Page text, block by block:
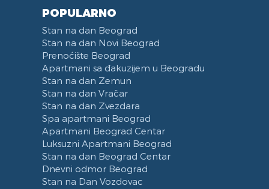
Dunavski kej
Hotel Jugoslavija
Stari Merkator
Stari Merkator Novi Beograd
Delta City
Bulevar Zorana Djindjica
Tosin bunar
Park Tašmajdan
Pozeska ulica
Trg Republike
Naselje Belvil
Apartmani u blizini Surčina
POPULARNO
Stan na dan Beograd
Stan na dan Novi Beograd
Prenoćište Beograd
Apartmani sa đakuzijem u Beogradu
Stan na dan Zemun
Stan na dan Vračar
Stan na dan Zvezdara
Spa apartmani Beograd
Apartmani Beograd Centar
Luksuzni Apartmani Beograd
Stan na dan Beograd Centar
Dnevni odmor Beograd
Stan na Dan Vozdovac